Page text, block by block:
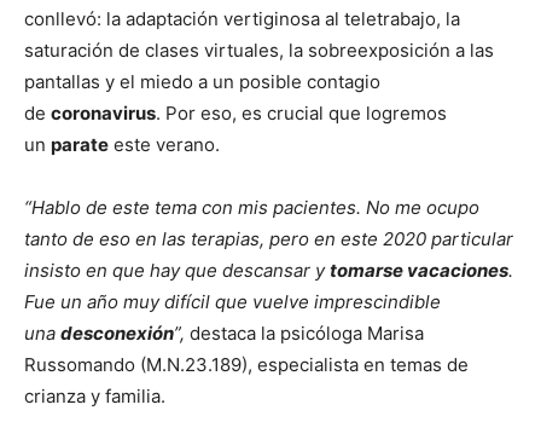
conllevó: la adaptación vertiginosa al teletrabajo, la
saturación de clases virtuales, la sobreexposición a las
pantallas y el miedo a un posible contagio
de coronavirus. Por eso, es crucial que logremos
un parate este verano.
“Hablo de este tema con mis pacientes. No me ocupo
tanto de eso en las terapias, pero en este 2020 particular
insisto en que hay que descansar ytomarse vacaciones.
Fue un año muy difícil que vuelve imprescindible
una desconexión”, destaca la psicóloga Marisa
Russomando (M.N.23.189), especialista en temas de
crianza y familia.